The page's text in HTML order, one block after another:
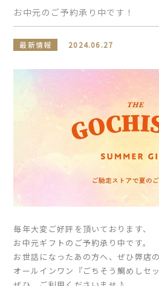
お中元のご予約承り中です！
最新情報 2024.06.27
毎年大変ご好評を頂いております、
お中元ギフトのご予約承り中です。
お世話になったあの方へ、ぜひ弊店の
オールインワン『ごちそう鯛めしセ